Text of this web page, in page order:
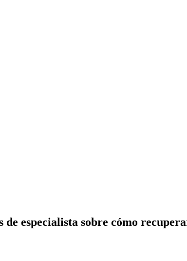
especialista sobre cómo